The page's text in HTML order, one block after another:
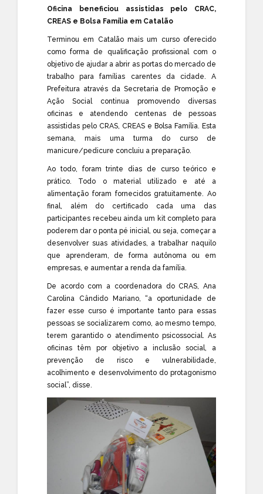
Oficina beneficiou assistidas pelo CRAC,
CREAS e Bolsa Família em Catalão
Terminou em Catalão mais um curso oferecido
como forma de qualificação profissional com o
objetivo de ajudar a abrir as portas do mercado de
trabalho para famílias carentes da cidade. A
Prefeitura através da Secretaria de Promoção e
Ação Social continua promovendo diversas
oficinas e atendendo centenas de pessoas
assistidas pelo CRAS, CREAS e Bolsa Família. Esta
semana, mais uma turma do curso de
manicure/pedicure concluiu a preparação.
Ao todo, foram trinte dias de curso teórico e
prático. Todo o material utilizado e até a
alimentação foram fornecidos gratuitamente. Ao
final, além do certificado cada uma das
participantes recebeu ainda um kit completo para
poderem dar o ponta pé inicial, ou seja, começar a
desenvolver suas atividades, a trabalhar naquilo
que aprenderam, de forma autônoma ou em
empresas, e aumentar a renda da família.
De acordo com a coordenadora do CRAS, Ana
Carolina Cândido Mariano, “a oportunidade de
fazer esse curso é importante tanto para essas
pessoas se socializarem como, ao mesmo tempo,
terem garantido o atendimento psicossocial. As
oficinas têm por objetivo a inclusão social, a
prevenção de risco e vulnerabilidade,
acolhimento e desenvolvimento do protagonismo
social”, disse.